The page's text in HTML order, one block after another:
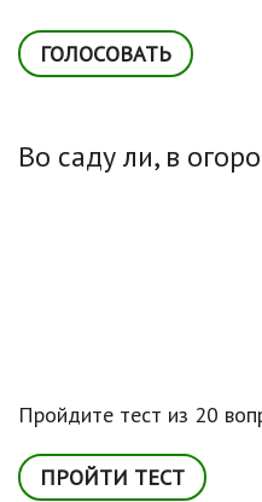
Во саду ли, в
Пройдите тест из 20
ПРОЙТИ ТЕСТ